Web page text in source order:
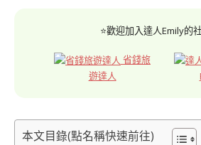
⭐歡迎加入達人Emily的
省錢旅
遊達人
本文目錄(點名稱快速前往)